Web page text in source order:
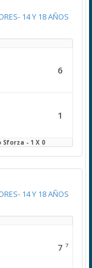
14 Y 18 AÑOS
6
1
- 1 X 0
14 Y 18 AÑOS
7 7